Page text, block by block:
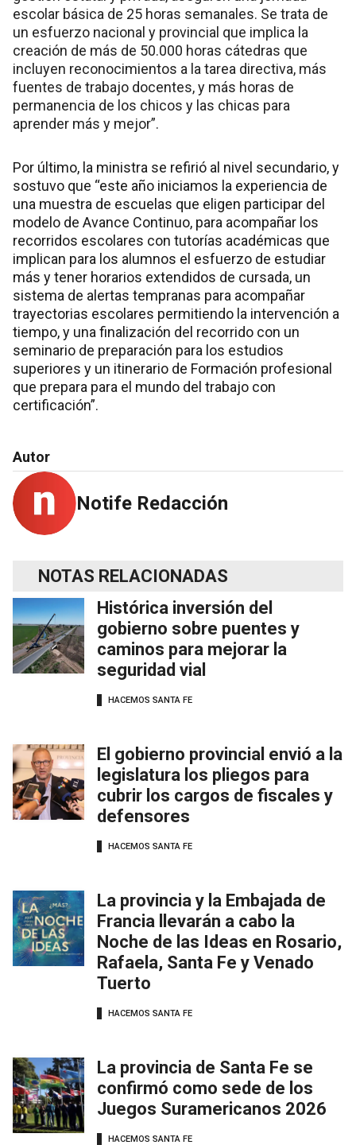
escolar básica de 25 horas semanales. Se trata de
un esfuerzo nacional y provincial que implica la
creación de más de 50.000 horas cátedras que
incluyen reconocimientos a la tarea directiva, más
fuentes de trabajo docentes, y más horas de
permanencia de los chicos y las chicas para
aprender más y mejor”.
Por último, la ministra se refirió al nivel secundario, y
sostuvo que “este año iniciamos la experiencia de
una muestra de escuelas que eligen participar del
modelo de Avance Continuo, para acompañar los
recorridos escolares con tutorías académicas que
implican para los alumnos el esfuerzo de estudiar
más y tener horarios extendidos de cursada, un
sistema de alertas tempranas para acompañar
trayectorias escolares permitiendo la intervención a
tiempo, y una finalización del recorrido con un
seminario de preparación para los estudios
superiores y un itinerario de Formación profesional
que prepara para el mundo del trabajo con
certificación”.
Autor
Notife Redacción
NOTAS RELACIONADAS
Histórica inversión del
gobierno sobre puentes y
caminos para mejorar la
seguridad vial
HACEMOS SANTA FE
El gobierno provincial envió a la
legislatura los pliegos para
cubrir los cargos de fiscales y
defensores
HACEMOS SANTA FE
La provincia y la Embajada de
Francia llevarán a cabo la
Noche de las Ideas en Rosario,
Rafaela, Santa Fe y Venado
Tuerto
HACEMOS SANTA FE
La provincia de Santa Fe se
confirmó como sede de los
Juegos Suramericanos 2026
HACEMOS SANTA FE